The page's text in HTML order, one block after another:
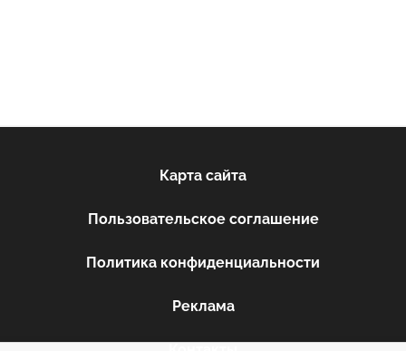
Карта сайта
Пользовательское соглашение
Политика конфиденциальности
Реклама